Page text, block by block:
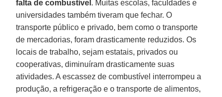
falta de combustível . Muitas escolas, faculdades e
universidades também tiveram que fechar. O
transporte público e privado, bem como o transporte
de mercadorias, foram drasticamente reduzidos. Os
locais de trabalho, sejam estatais, privados ou
cooperativas, diminuíram drasticamente suas
atividades. A escassez de combustível interrompeu a
produção, a refrigeração e o transporte de alimentos,